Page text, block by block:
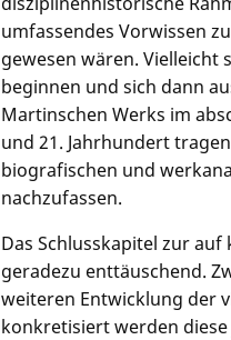
umfassendes Vorwissen
gewesen wären. Vielleicht
beginnen und sich dann
Martinschen Werks im
und 21. Jahrhundert
biografischen und
nachzufassen.
Das Schlusskapitel zur
geradezu enttäuschend.
weiteren Entwicklung der
konkretisiert werden